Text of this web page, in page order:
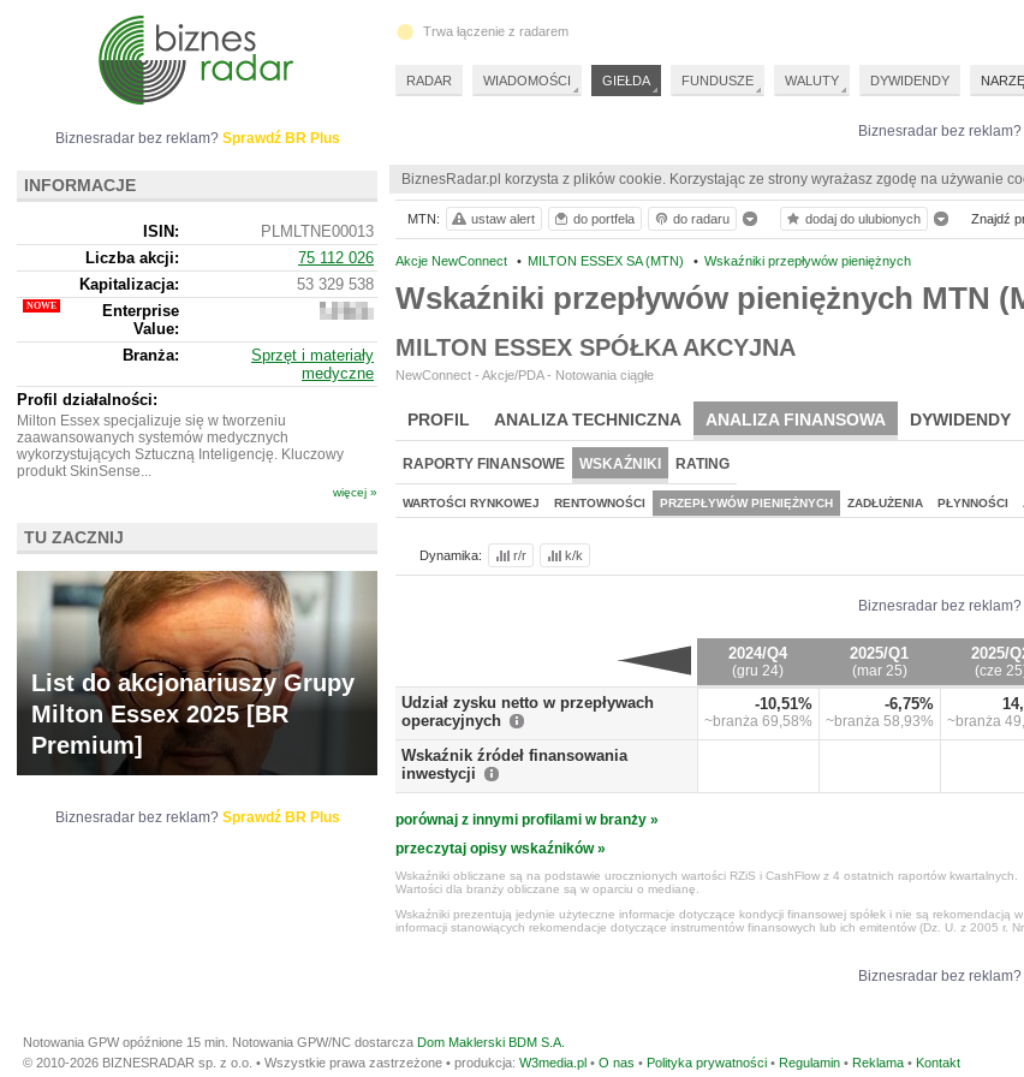
Biznesradar bez reklam?
BiznesRadar.pl korzysta z plików cookie. Korzystając ze strony wyrażasz zgodę na używanie
Akcje NewConnect • MILTON ESSEX SA (MTN) • Wskaźniki przepływów pieniężnych
Wskaźniki przepływów pieniężnych MTN
MILTON ESSEX SPÓŁKA AKCYJNA
NewConnect - Akcje/PDA - Notowania ciągłe
PROFIL ANALIZA TECHNICZNA ANALIZA FINANSOWA DYWIDENDY
RAPORTY FINANSOWE WSKAŹNIKI RATING
WARTOŚCI RYNKOWEJ RENTOWNOŚCI PRZEPŁYWÓW PIENIĘŻNYCH ZADŁUŻENIA PŁYNNOŚCI
Dynamika: r/r k/k
Biznesradar bez reklam?
2024/Q4
(gru 24)
2025/Q1
(mar 25)
2025/
(cze
Udział zysku netto w przepływach
operacyjnych
-10,51%
~branża 69,58%
-6,75%
~branża 58,93% ~branża
Wskaźnik źródeł finansowania
inwestycji
porównaj z innymi profilami w branży »
przeczytaj opisy wskaźników »
Wskaźniki obliczane są na podstawie urocznionych wartości RZiS i CashFlow z 4 ostatnich raportów kwartalnych.
Wartości dla branży obliczane są w oparciu o medianę.
Wskaźniki prezentują jedynie użyteczne informacje dotyczące kondycji finansowej spółek i nie są
informacji stanowiących rekomendacje dotyczące instrumentów finansowych lub ich emitentów (Dz. U. z 2005 r.
Biznesradar bez reklam?
MTN: ustaw alert do portfela do radaru dodaj do ulubionych Znajdź
Biznesradar bez reklam? Sprawdź BR Plus
INFORMACJE
ISIN:
PLMLTNE00013
Liczba akcji:
75 112 026
Kapitalizacja:
53 329 538
Enterprise
Value:
53
538
Branża:
Sprzęt i materiały
medyczne
Profil działalności:
Milton Essex specjalizuje się w tworzeniu
zaawansowanych systemów medycznych
wykorzystujących Sztuczną Inteligencję. Kluczowy
produkt SkinSense...
więcej »
TU ZACZNIJ
List do akcjonariuszy Grupy
Milton Essex 2025 [BR
Premium]
Biznesradar bez reklam? Sprawdź BR Plus
Trwa łączenie z radarem
RADAR WIADOMOŚCI GIEŁDA FUNDUSZE WALUTY DYWIDENDY
Notowania GPW opóźnione 15 min. Notowania GPW/NC dostarcza Dom Maklerski BDM S.A.
© 2010-2026 BIZNESRADAR sp. z o.o. • Wszystkie prawa zastrzeżone • produkcja: W3media.pl • O nas • Polityka prywatności • Regulamin • Reklama • Kontakt